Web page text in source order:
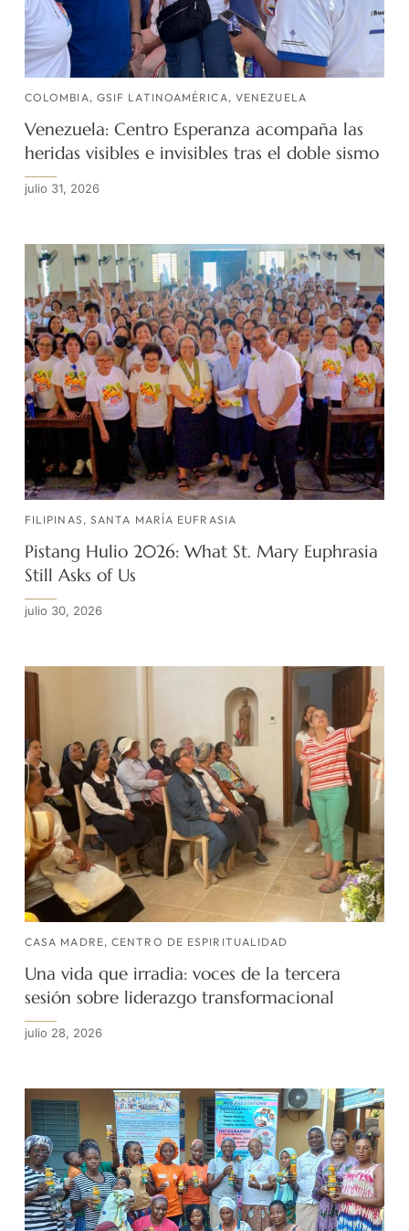
COLOMBIA, GSIF LATINOAMÉRICA, VENEZUELA
Venezuela: Centro Esperanza acompaña las
heridas visibles e invisibles tras el doble sismo
julio 31, 2026
FILIPINAS , SANTA MARÍA EUFRASIA
Pistang Hulio 2026: What St. Mary Euphrasia
Still Asks of Us
julio 30, 2026
CASA MADRE,CENTRO DE ESPIRITUALIDAD
Una vida que irradia: voces de la tercera
sesión sobre liderazgo transformacional
julio 28, 2026